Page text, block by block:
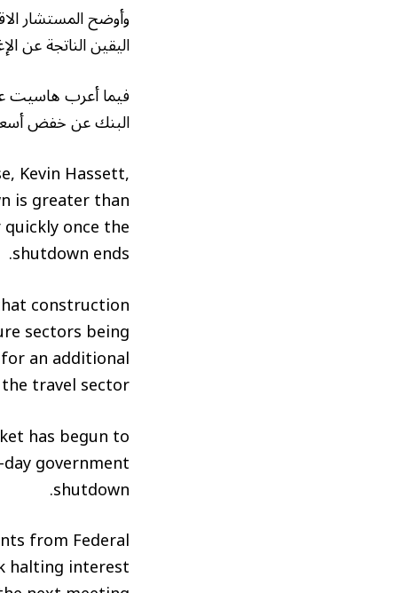
وأوضح المستشار
اليقين الناتجة عن
فيما أعرب هاسيت
البنك عن خفض أسعار
Kevin Hassett,
is greater than
once the
shutdown ends.
construction
sectors being
an additional
travel sector.
has begun to
government
shutdown.
from Federal
halting interest